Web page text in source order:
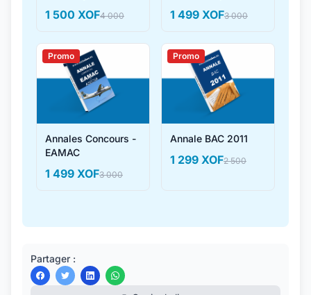
1 500 XOF4 000 1 499 XOF3 000
Promo
Annales Concours -
EAMAC
1 499 XOF3 000
Promo
Annale BAC 2011
1 299 XOF2 500
Partager :